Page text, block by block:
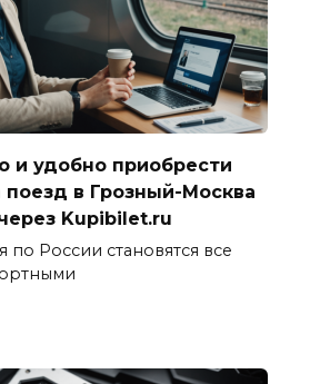
и удобно приобрести
в Грозный-Москва
Kupibilet.ru
по России становятся все